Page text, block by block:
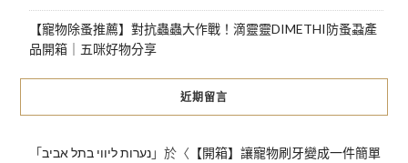
【寵物除蚤推薦】對抗蟲蟲大作戰！滴靈靈DIMETHI防蚤蝨產
品開箱｜五咪好物分享
近期留言
「נערות ליווי בתל אביב」於〈 【開箱】讓寵物刷牙變成一件簡單